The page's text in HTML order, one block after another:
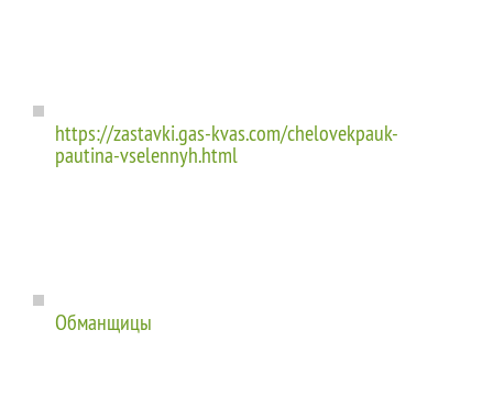
https://zastavki.gas-kvas.com/chelovekpauk-
pautina-vselennyh.html
Обманщицы